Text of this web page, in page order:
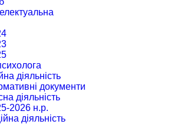
діяльність
документи
діяльність
2026 н.р.
діяльність